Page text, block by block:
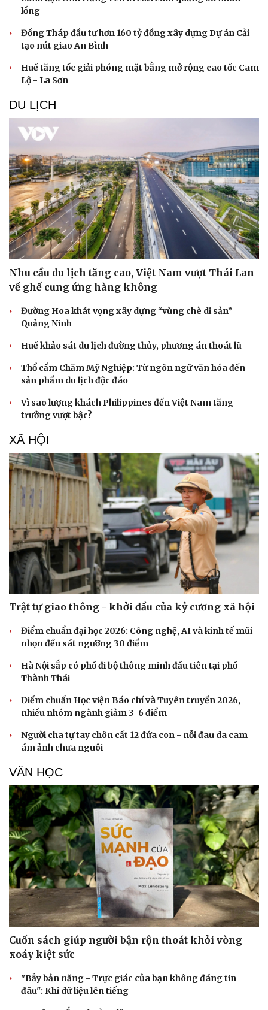
Văn hóa
Sân khấu - Điện ảnh
Văn học
Âm nhạc
Di sản
Giải trí
Nghệ sĩ
Thời trang
Sao Việt
lồng
Đồng Tháp đầu tư hơn 160 tỷ đồng xây dựng Dự án Cải
tạo nút giao An Bình
Huế tăng tốc giải phóng mặt bằng mở rộng cao tốc Cam
Lộ - La Sơn
DU LỊCH
Nhu cầu du lịch tăng cao, Việt Nam vượt Thái Lan
về ghế cung ứng hàng không
Đường Hoa khát vọng xây dựng “vùng chè di sản”
Quảng Ninh
Huế khảo sát du lịch đường thủy, phương án thoát lũ
Thổ cẩm Chăm Mỹ Nghiệp: Từ ngôn ngữ văn hóa đến
sản phẩm du lịch độc đáo
Vì sao lượng khách Philippines đến Việt Nam tăng
trưởng vượt bậc?
XÃ HỘI
Trật tự giao thông - khởi đầu của kỷ cương xã hội
Điểm chuẩn đại học 2026: Công nghệ, AI và kinh tế mũi
nhọn đều sát ngưỡng 30 điểm
Hà Nội sắp có phố đi bộ thông minh đầu tiên tại phố
Thành Thái
Điểm chuẩn Học viện Báo chí và Tuyên truyền 2026,
nhiều nhóm ngành giảm 3-6 điểm
Người cha tự tay chôn cất 12 đứa con - nỗi đau da cam
ám ảnh chưa nguôi
VĂN HỌC
Cuốn sách giúp người bận rộn thoát khỏi vòng
xoáy kiệt sức
"Bẫy bản năng - Trực giác của bạn không đáng tin
đâu": Khi dữ liệu lên tiếng